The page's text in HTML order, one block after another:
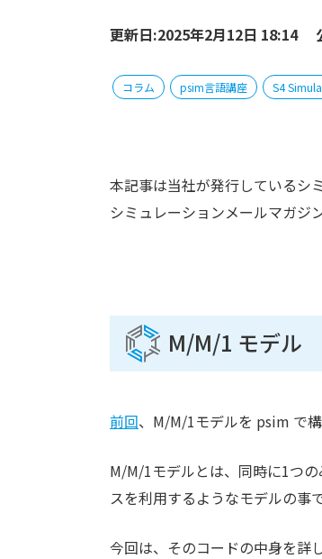
更新日:2025年2月12日 18:14
コラム psim言語講座 S4
本記事は当社が発行しているシ
シミュレーションメールマガジ
M/M/1 モデル
前回、M/M/1モデルを psim で
M/M/1モデルとは、同時に1つ
スを利用するようなモデルの事
今回は、そのコードの中身を詳